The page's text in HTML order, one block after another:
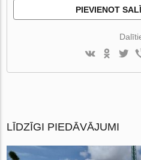
PIEVIENOT
LĪDZĪGI PIEDĀVĀJUMI